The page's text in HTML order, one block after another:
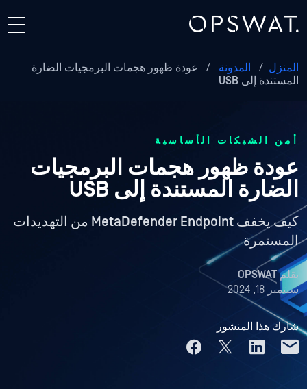
المنزل / المدونة /
عودة ظهور هجمات البرمجيات الضارة
المستندة إلى USB
أمن الشبكات الأساسية
عودة ظهور هجمات البرمجيات
الضارة المستندة إلى USB
كيف يخفف MetaDefender Endpoint من التهديدات
المستمرة
بقلمOPSWAT
سبتمبر 18, 2024
شارك هذا المنشور